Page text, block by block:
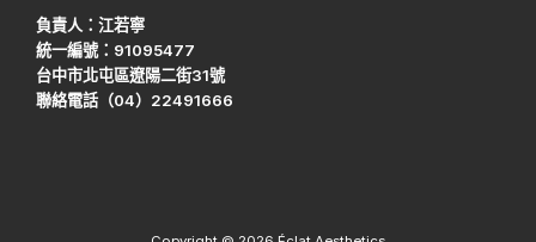
負責人：江若寧
統一編號：91095477
台中市北屯區遼陽二街31號
聯絡電話（04）22491666